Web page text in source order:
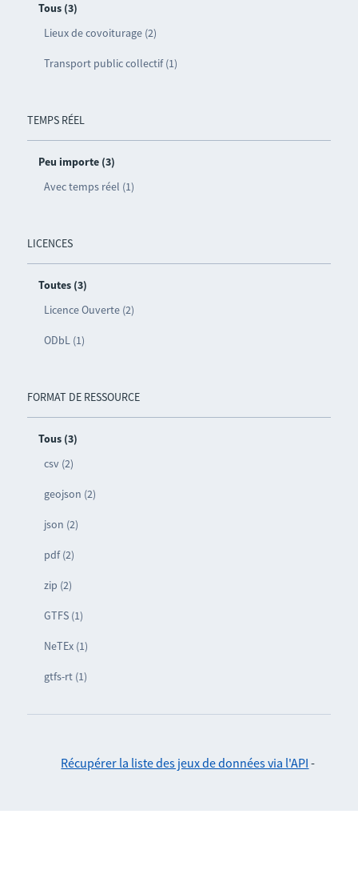
Tous (3)
Lieux de covoiturage (2)
Transport public collectif (1)
TEMPS RÉEL
Peu importe (3)
Avec temps réel (1)
LICENCES
Toutes (3)
Licence Ouverte (2)
ODbL (1)
FORMAT DE RESSOURCE
Tous (3)
csv (2)
geojson (2)
json (2)
pdf (2)
zip (2)
GTFS (1)
NeTEx (1)
gtfs-rt (1)
Récupérer la liste des jeux de données via l'API -